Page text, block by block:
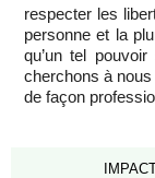
respecter les
personne et la
qu’un tel
cherchons à
de façon